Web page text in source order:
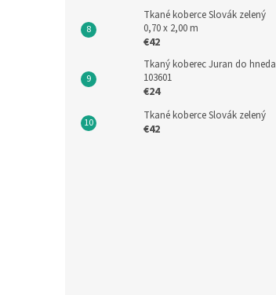
Tkané koberce Slovák zelený
0,70 x 2,00 m
€42
Tkaný koberec Juran do hneda
103601
€24
Tkané koberce Slovák zelený
€42